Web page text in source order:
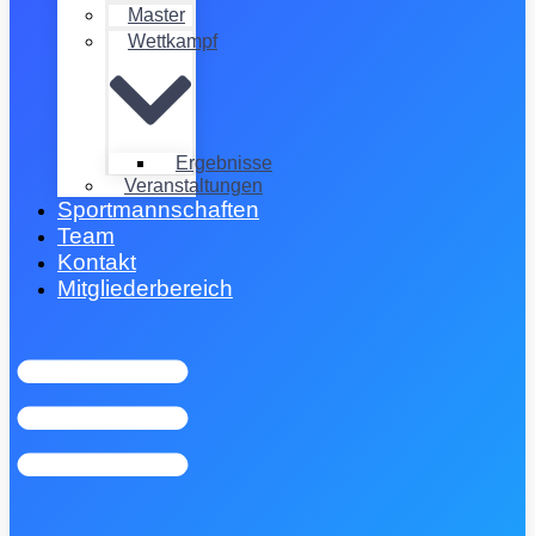
Master
Wettkampf
Ergebnisse
Veranstaltungen
Sportmannschaften
Team
Kontakt
Mitgliederbereich